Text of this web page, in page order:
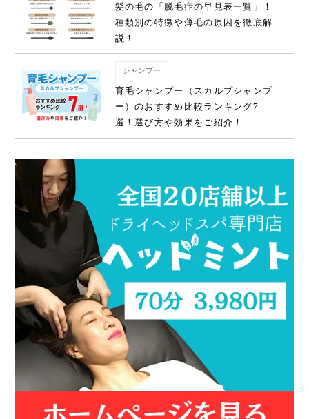
髪の毛の「脱毛症の早見表一覧」！
種類別の特徴や薄毛の原因を徹底解
説！
シャンプー
育毛シャンプー（スカルプシャンプ
ー）のおすすめ比較ランキング7
選！選び方や効果をご紹介！